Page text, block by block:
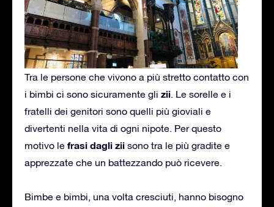
Tra le persone che vivono a più stretto contatto con
i bimbi ci sono sicuramente gli zii. Le sorelle e i
fratelli dei genitori sono quelli più gioviali e
divertenti nella vita di ogni nipote. Per questo
motivo le frasi dagli zii sono tra le più gradite e
apprezzate che un battezzando può ricevere.
Bimbe e bimbi, una volta cresciuti, hanno bisogno